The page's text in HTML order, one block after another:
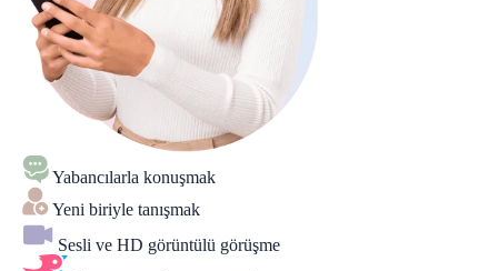
Yabancılarla konuşmak
Yeni biriyle tanışmak
Sesli ve HD görüntülü görüşme